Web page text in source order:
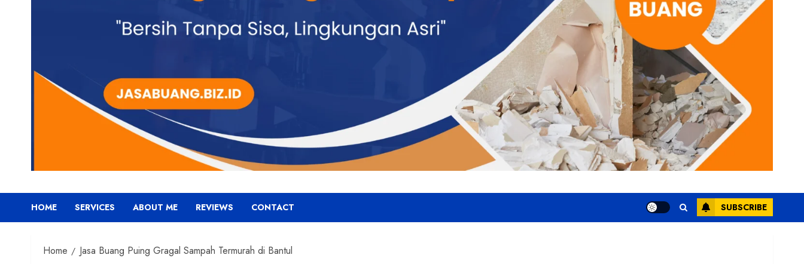
HOME SERVICES ABOUT ME REVIEWS CONTACT SUBSCRIBE
Home Jasa Buang Puing Gragal Sampah Termurah di Bantul